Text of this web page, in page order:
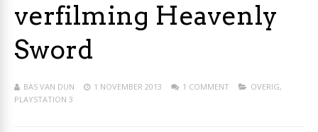
verfilming Heavenly
Sword
BAS VAN DUN 1 NOVEMBER 2013 1 COMMENT OVERIG,
PLAYSTATION 3